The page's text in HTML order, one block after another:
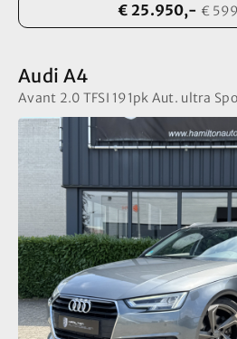
€ 25.950,- €
Audi A4
Avant 2.0 TFSI 191pk Aut. ultra